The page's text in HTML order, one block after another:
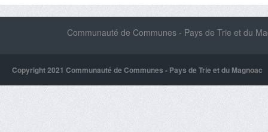
Communauté de Communes - Pays de Trie et du
Copyright 2021 Communauté de Communes - Pays de Trie et du Magnoac